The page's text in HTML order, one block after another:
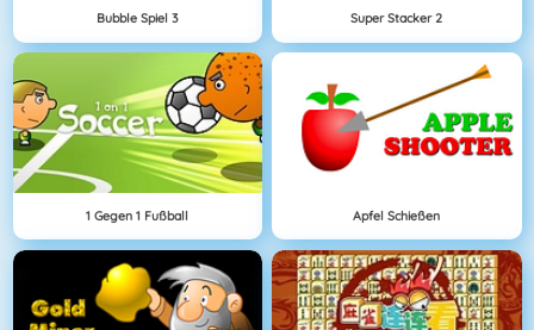
Bubble Spiel 3 Super Stacker 2
1 Gegen 1 Fußball Apfel Schießen